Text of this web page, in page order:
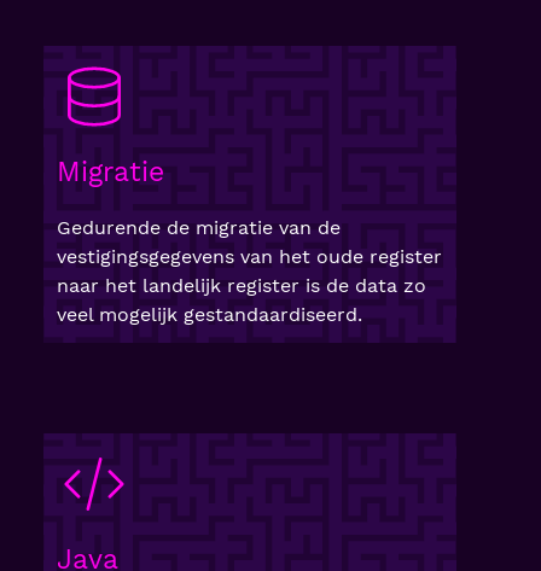
Migratie
Gedurende de migratie van de
vestigingsgegevens van het oude register
naar het landelijk register is de data zo
veel mogelijk gestandaardiseerd.
Java